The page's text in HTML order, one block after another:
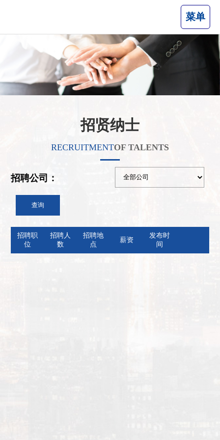
菜单
招贤纳士
RECRUITMENTOF TALENTS
招聘公司：
招聘职
位
招聘人
数
招聘地
点
薪资
发布时
间